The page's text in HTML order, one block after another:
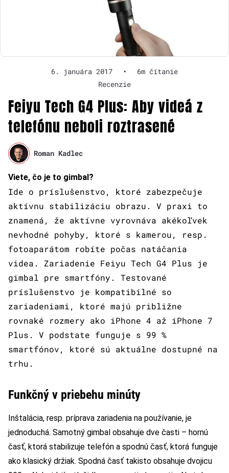
6. januára 2017 •
6m čítanie
Recenzie
Feiyu Tech G4 Plus: Aby videá z
telefónu neboli roztrasené
Roman Kadlec
Viete, čo je to gimbal?
Ide o príslušenstvo, ktoré zabezpečuje
aktívnu stabilizáciu obrazu. V praxi to
znamená, že aktívne vyrovnáva akékoľvek
nevhodné pohyby, ktoré s kamerou, resp.
fotoaparátom robíte počas natáčania
videa. Zariadenie Feiyu Tech G4 Plus je
gimbal pre smartfóny. Testované
príslušenstvo je kompatibilné so
zariadeniami, ktoré majú približne
rovnaké rozmery ako iPhone 4 až iPhone 7
Plus. V podstate funguje s 99 %
smartfónov, ktoré sú aktuálne dostupné na
trhu.
Funkčný v priebehu minúty
Inštalácia, resp. príprava zariadenia na používanie, je
jednoduchá. Samotný gimbal obsahuje dve časti – hornú
časť, ktorá stabilizuje telefón a spodnú časť, ktorá funguje
ako klasický držiak. Spodná časť takisto obsahuje dvojicu